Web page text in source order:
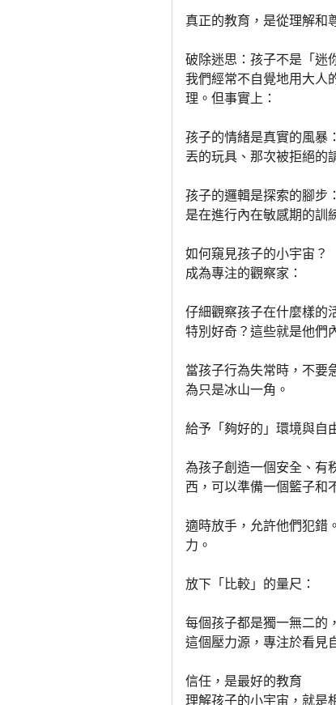
真正的教育，是從理解和
破除迷思：孩子不是「迷
我們經常不自覺地用大人
理。但事實上：
孩子的情緒是真實的風暴
丟的玩具、那次被拒絕的
孩子的邏輯是探索的腳步
是在進行內在敏感期的訓
如何窺見孩子的小宇宙？
成為專注的觀察家：
仔細觀察孩子在什麼樣的
特別好奇？這些就是他們
當孩子行為失常時，不要
為只是冰山一角。
給予「夠好的」環境與自
為孩子創造一個安全、有
西，可以準備一個籃子和
適時放手，允許他們犯錯
力。
放下「比較」的量尺：
每個孩子都是獨一無二的
這個壓力源，專注於看見
信任，是最好的教育
理解孩子的小宇宙，就是